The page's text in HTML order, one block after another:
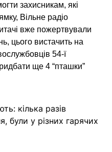
захисникам, які
Вільне радіо
вже пожертвували
цього вистачить на
54-ї
ще 4 “пташки”
кілька разів
були у різних гарячих